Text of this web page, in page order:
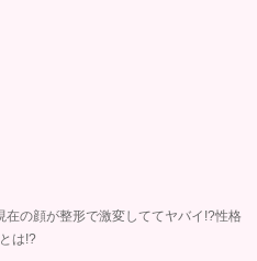
在の顔が整形で激変しててヤバイ!?性格
は!?